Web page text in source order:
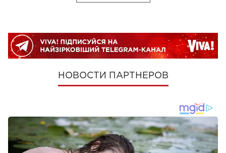
НОВОСТИ ПАРТНЕРОВ